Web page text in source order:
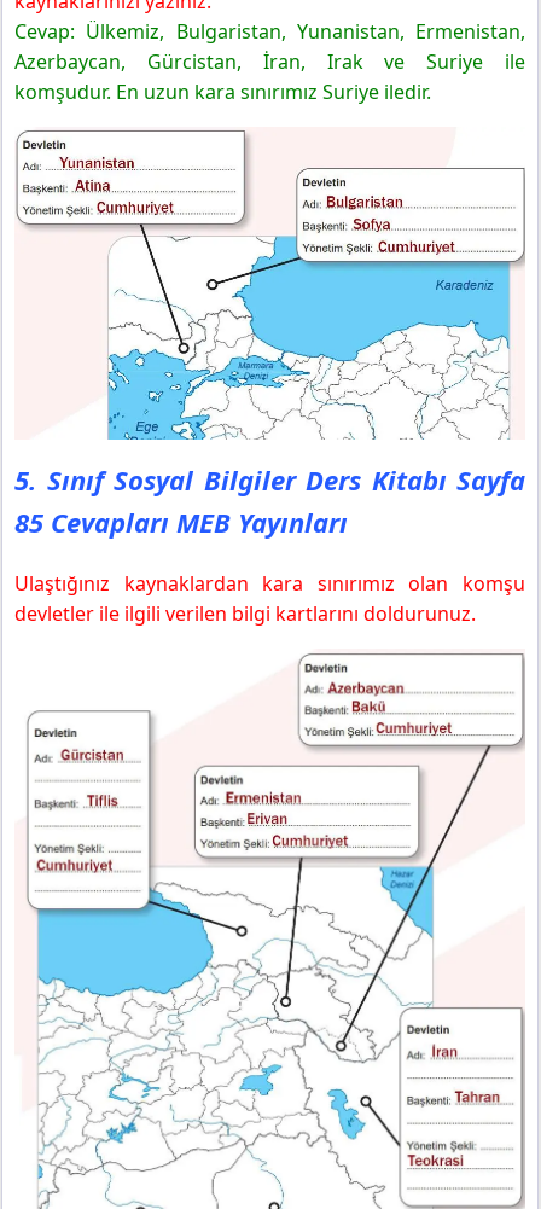
Cevap: Ülkemiz, Bulgaristan, Yunanistan, Ermenistan,
Azerbaycan, Gürcistan, İran, Irak ve Suriye ile
komşudur. En uzun kara sınırımız Suriye iledir.
5. Sınıf Sosyal Bilgiler Ders Kitabı Sayfa
85 Cevapları MEB Yayınları
Ulaştığınız kaynaklardan kara sınırımız olan komşu
devletler ile ilgili verilen bilgi kartlarını doldurunuz.